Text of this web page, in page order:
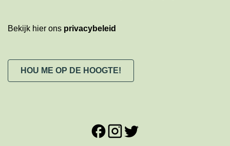
Bekijk hier ons privacybeleid